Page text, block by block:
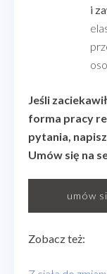
i
Jeśli
forma pracy
pytania,
Umów się na
umów
Zobacz też: